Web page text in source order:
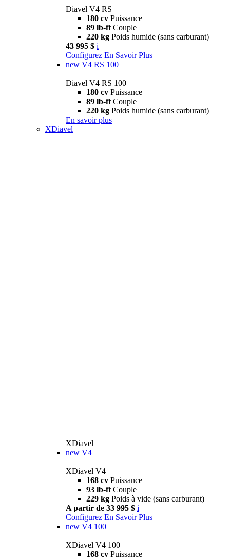
Diavel V4 RS
180 cv Puissance
89 lb-ft Couple
220 kg Poids humide (sans carburant)
43 995 $ i
Configurez En Savoir Plus
new V4 RS 100
Diavel V4 RS 100
180 cv Puissance
89 lb-ft Couple
220 kg Poids humide (sans carburant)
En savoir plus
XDiavel
XDiavel
new V4
XDiavel V4
168 cv Puissance
93 lb-ft Couple
229 kg Poids à vide (sans carburant)
A partir de 33 995 $ i
Configurez En Savoir Plus
new V4 100
XDiavel V4 100
168 cv Puissance